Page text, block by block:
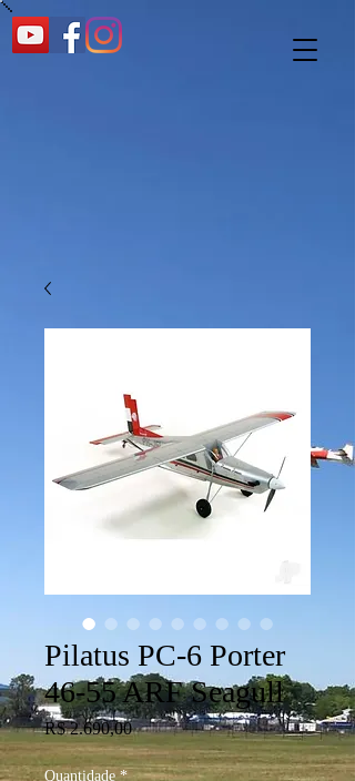
Pilatus PC-6 Porter
46-55 ARF Seagull
R$ 2.690,00Preço
Quantidade *